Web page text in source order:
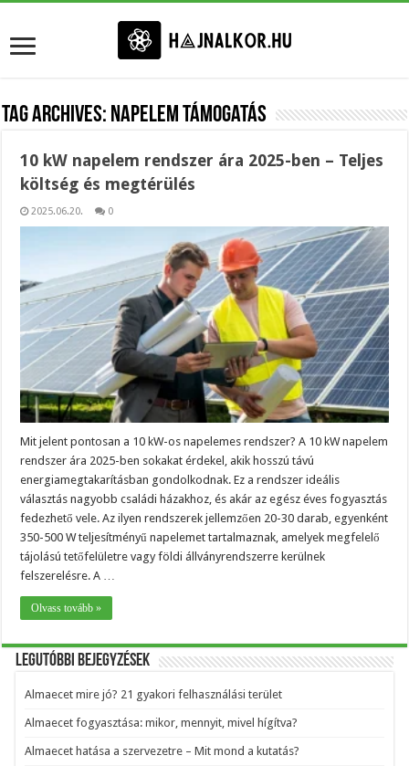
Tag Archives: napelem támogatás
10 kW napelem rendszer ára 2025-ben – Teljes
költség és megtérülés
2025.06.20. 0
Mit jelent pontosan a 10 kW-os napelemes rendszer? A 10 kW napelem
rendszer ára 2025-ben sokakat érdekel, akik hosszú távú
energiamegtakarításban gondolkodnak. Ez a rendszer ideális
választás nagyobb családi házakhoz, és akár az egész éves fogyasztás
fedezhető vele. Az ilyen rendszerek jellemzően 20-30 darab, egyenként
350-500 W teljesítményű napelemet tartalmaznak, amelyek megfelelő
tájolású tetőfelületre vagy földi állványrendszerre kerülnek
felszerelésre. A …
Olvass tovább »
Legutóbbi bejegyzések
Almaecet mire jó? 21 gyakori felhasználási terület
Almaecet fogyasztása: mikor, mennyit, mivel hígítva?
Almaecet hatása a szervezetre – Mit mond a kutatás?